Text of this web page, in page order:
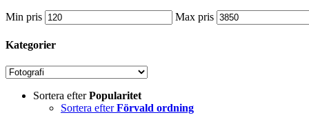
Min pris Max pris
Kategorier
Sortera efterPopularitet
Sortera efterFörvald ordning